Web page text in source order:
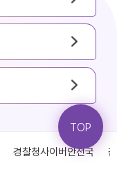
경찰청사이버안전국
TOP